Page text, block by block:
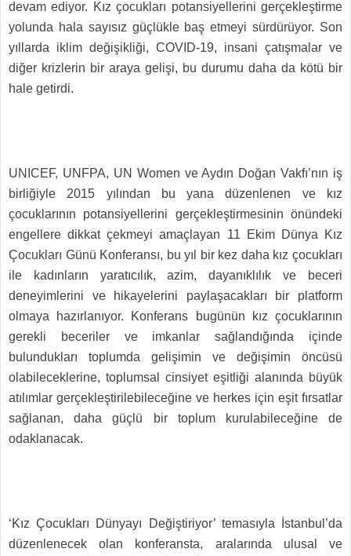
devam ediyor. Kız çocukları potansiyellerini gerçekleştirme
yolunda hala sayısız güçlükle baş etmeyi sürdürüyor. Son
yıllarda iklim değişikliği, COVID-19, insani çatışmalar ve
diğer krizlerin bir araya gelişi, bu durumu daha da kötü bir
hale getirdi.
UNICEF, UNFPA, UN Women ve Aydın Doğan Vakfı’nın iş
birliğiyle 2015 yılından bu yana düzenlenen ve kız
çocuklarının potansiyellerini gerçekleştirmesinin önündeki
engellere dikkat çekmeyi amaçlayan 11 Ekim Dünya Kız
Çocukları Günü Konferansı, bu yıl bir kez daha kız çocukları
ile kadınların yaratıcılık, azim, dayanıklılık ve beceri
deneyimlerini ve hikayelerini paylaşacakları bir platform
olmaya hazırlanıyor. Konferans bugünün kız çocuklarının
gerekli beceriler ve imkanlar sağlandığında içinde
bulundukları toplumda gelişimin ve değişimin öncüsü
olabileceklerine, toplumsal cinsiyet eşitliği alanında büyük
atılımlar gerçekleştirilebileceğine ve herkes için eşit fırsatlar
sağlanan, daha güçlü bir toplum kurulabileceğine de
odaklanacak.
‘Kız Çocukları Dünyayı Değiştiriyor’ temasıyla İstanbul’da
düzenlenecek olan konferansta, aralarında ulusal ve